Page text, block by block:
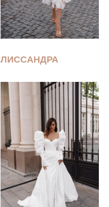
ЛИССАНДРА